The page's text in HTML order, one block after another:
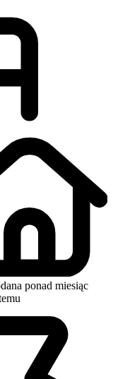
ponad miesiąc